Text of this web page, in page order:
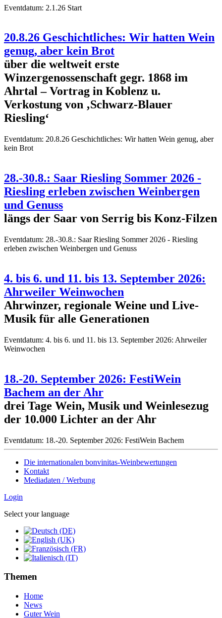
Eventdatum: 2.1.26 Start
20.8.26 Geschichtliches: Wir hatten Wein
genug, aber kein Brot
über die weltweit erste
Winzergenossenschaft gegr. 1868 im
Ahrtal – Vortrag in Koblenz u.
Verkostung von ‚Schwarz-Blauer
Riesling‘
Eventdatum: 20.8.26 Geschichtliches: Wir hatten Wein genug, aber
kein Brot
28.-30.8.: Saar Riesling Sommer 2026 -
Riesling erleben zwischen Weinbergen
und Genuss
längs der Saar von Serrig bis Konz-Filzen
Eventdatum: 28.-30.8.: Saar Riesling Sommer 2026 - Riesling
erleben zwischen Weinbergen und Genuss
4. bis 6. und 11. bis 13. September 2026:
Ahrweiler Weinwochen
Ahrwinzer, regionale Weine und Live-
Musik für alle Generationen
Eventdatum: 4. bis 6. und 11. bis 13. September 2026: Ahrweiler
Weinwochen
18.-20. September 2026: FestiWein
Bachem an der Ahr
drei Tage Wein, Musik und Weinlesezug
der 10.000 Lichter an der Ahr
Eventdatum: 18.-20. September 2026: FestiWein Bachem
Die internationalen bonvinitas-Weinbewertungen
Kontakt
Mediadaten / Werbung
Login
Select your language
Themen
Home
News
Guter Wein